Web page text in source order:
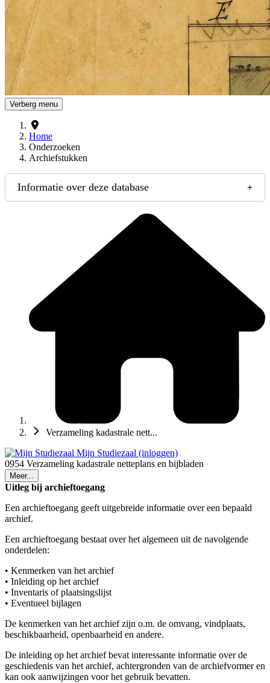
Verberg menu
Home
Onderzoeken
Archiefstukken
Informatie over deze database
Verzameling kadastrale nett...
Mijn Studiezaal (inloggen)
0954 Verzameling kadastrale netteplans en bijbladen
Meer...
Uitleg bij archieftoegang
Een archieftoegang geeft uitgebreide informatie over een bepaald
archief.
Een archieftoegang bestaat over het algemeen uit de navolgende
onderdelen:
• Kenmerken van het archief
• Inleiding op het archief
• Inventaris of plaatsingslijst
• Eventueel bijlagen
De kenmerken van het archief zijn o.m. de omvang, vindplaats,
beschikbaarheid, openbaarheid en andere.
De inleiding op het archief bevat interessante informatie over de
geschiedenis van het archief, achtergronden van de archiefvormer en
kan ook aanwijzingen voor het gebruik bevatten.